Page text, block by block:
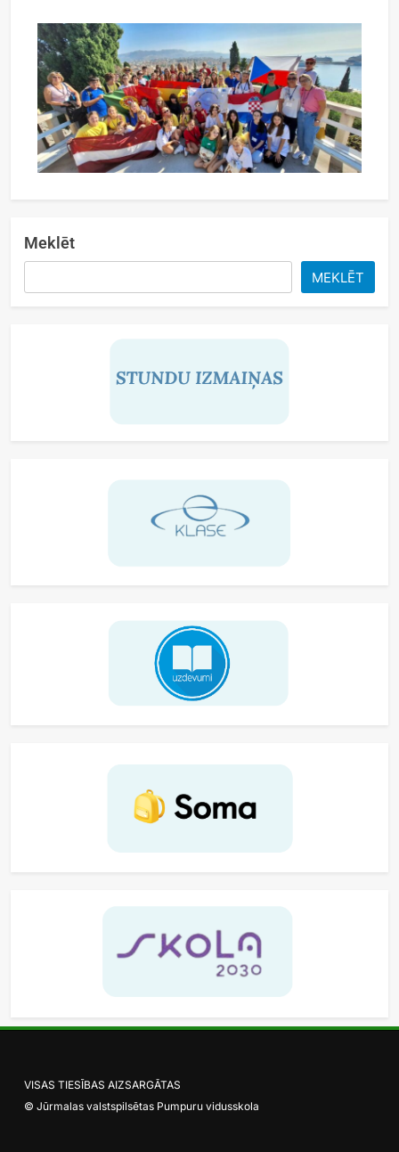
Meklēt
MEKLĒT
VISAS TIESĪBAS AIZSARGĀTAS
© Jūrmalas valstspilsētas Pumpuru vidusskola